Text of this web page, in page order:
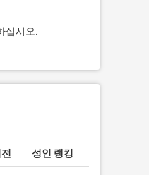
십시오.
성인 랭킹